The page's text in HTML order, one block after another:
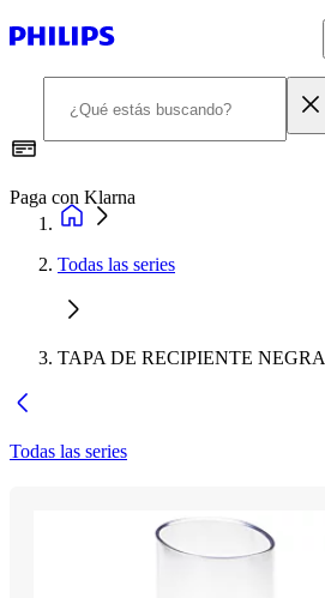
Paga con Klarna
Todas las series
TAPA DE RECIPIENTE NEGRA
Todas las series